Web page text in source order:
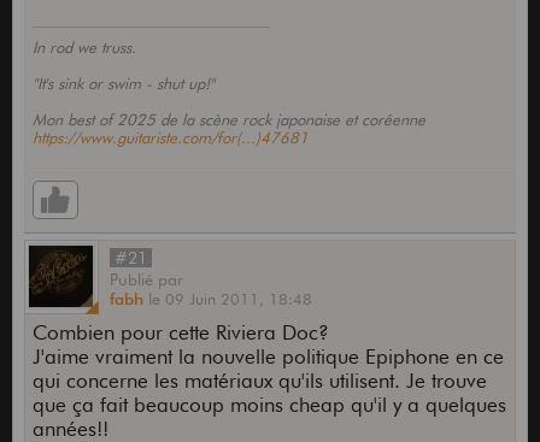
In rod we truss.
"It's sink or swim - shut up!"
Mon best of 2025 de la scène rock japonaise et coréenne
https://www.guitariste.com/for(...)47681
#21
Publié par
fabh le 09 Juin 2011, 18:48
Combien pour cette Riviera Doc?
J'aime vraiment la nouvelle politique Epiphone en ce
qui concerne les matériaux qu'ils utilisent. Je trouve
que ça fait beaucoup moins cheap qu'il y a quelques
années!!